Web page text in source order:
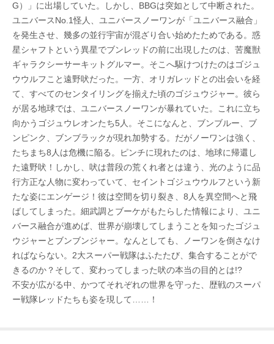
G）」に出場していた。しかし、BBGは突如として中断された。
ユニバースNo.1怪人、ユニバースノーワンが「ユニバース融合」
を発生させ、幾多の並行宇宙が混ざり合い始めたためである。惑
星シャフトという異星でブンレッドの前に出現したのは、苦魔獣
ギャラクシーサーキットグルマー。そこへ駆けつけたのはゴジュ
ウウルフこと遠野吠だった。一方、オリガレッドとの出会いを経
て、すべてのセンタイリングを揃えた頃のゴジュウジャー。彼ら
が居る地球では、ユニバースノーワンが暴れていた。これに立ち
向かうゴジュウレオンたち5人。そこになんと、ブンブルー、ブ
ンピンク、ブンブラックが現れ加勢する。だがノーワンは強く、
たちまち8人は危機に陥る。ピンチに現れたのは、地球に帰還し
た遠野吠！しかし、吠は普段の荒くれ者とは違う、光のように品
行方正な人物に変わっていて、セイントゴジュウウルフという新
たな姿にエンゲージ！彼は空間を切り裂き、8人を異空間へと飛
ばしてしまった。細武調とブーケがもたらした情報により、ユニ
バース融合が進めば、世界が崩壊してしまうことを知ったゴジュ
ウジャーとブンブンジャー。なんとしても、ノーワンを倒さなけ
ればならない。2大スーパー戦隊はふたたび、集合することがで
きるのか？そして、変わってしまった吠の本当の目的とは!?
不安が広がる中、かつてそれぞれの世界を守った、歴戦のスーパ
ー戦隊レッドたちも姿を現して……！